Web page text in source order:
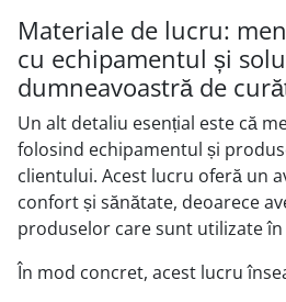
Materiale de lucru:
cu echipamentul și
dumneavoastră de
Un alt detaliu esențial este că
folosind echipamentul și
clientului. Acest lucru oferă un
confort și sănătate, deoarece
produselor care sunt utilizate în
În mod concret, acest lucru